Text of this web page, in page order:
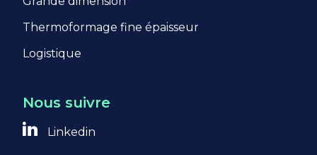
https://policies.google.com/privacy?
hl=fr
Thermoformage fine épaisseur
Logistique
Nous suivre
Linkedin